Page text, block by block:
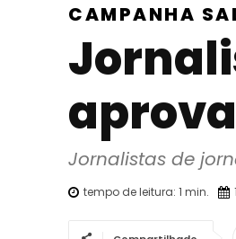
CAMPANHA
Jornalistas de
tempo de leitura: 1 min.